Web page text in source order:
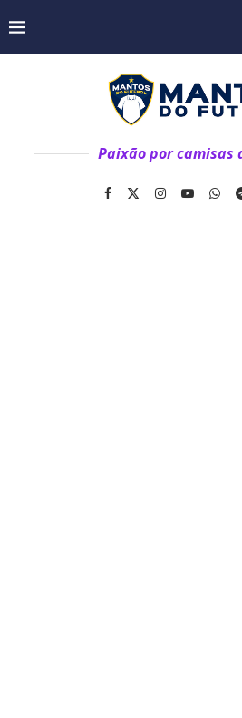
Paixão por camisas